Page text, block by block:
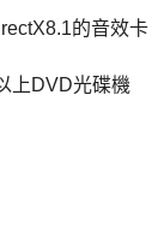
的音效卡
上DVD光碟機